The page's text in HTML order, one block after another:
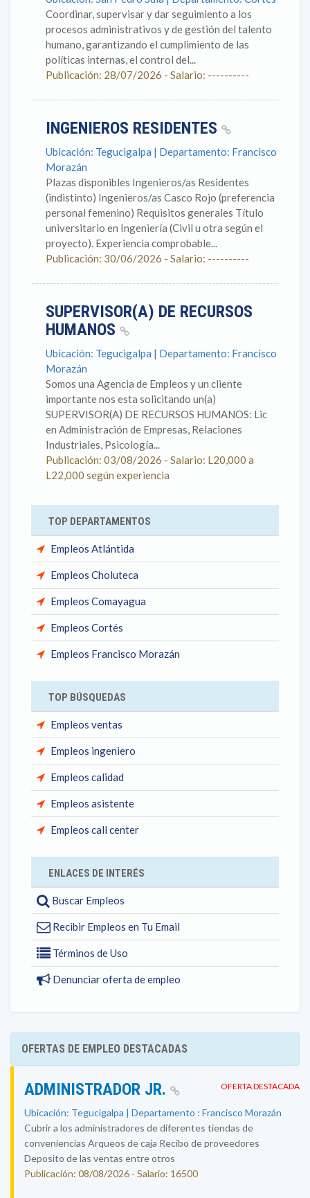
Coordinar, supervisar y dar seguimiento a los
procesos administrativos y de gestión del talento
humano, garantizando el cumplimiento de las
políticas internas, el control del...
Publicación: 28/07/2026 - Salario: ----------
INGENIEROS RESIDENTES
Ubicación: Tegucigalpa | Departamento: Francisco
Morazán
Plazas disponibles Ingenieros/as Residentes
(indistinto) Ingenieros/as Casco Rojo (preferencia
personal femenino) Requisitos generales Título
universitario en Ingeniería (Civil u otra según el
proyecto). Experiencia comprobable...
Publicación: 30/06/2026 - Salario: ----------
SUPERVISOR(A) DE RECURSOS
HUMANOS
Ubicación: Tegucigalpa | Departamento: Francisco
Morazán
Somos una Agencia de Empleos y un cliente
importante nos esta solicitando un(a)
SUPERVISOR(A) DE RECURSOS HUMANOS: Lic
en Administración de Empresas, Relaciones
Industriales, Psicología...
Publicación: 03/08/2026 - Salario: L20,000 a
L22,000 según experiencia
TOP DEPARTAMENTOS
Empleos Atlántida
Empleos Choluteca
Empleos Comayagua
Empleos Cortés
Empleos Francisco Morazán
TOP BÚSQUEDAS
Empleos ventas
Empleos ingeniero
Empleos calidad
Empleos asistente
Empleos call center
ENLACES DE INTERÉS
Buscar Empleos
Recibir Empleos en Tu Email
Términos de Uso
Denunciar oferta de empleo
OFERTAS DE EMPLEO DESTACADAS
OFERTA DESTACADA
ADMINISTRADOR JR.
Ubicación: Tegucigalpa | Departamento : Francisco Morazán
Cubrir a los administradores de diferentes tiendas de
conveniencias Arqueos de caja Recibo de proveedores
Deposito de las ventas entre otros
Publicación: 08/08/2026 - Salario: 16500